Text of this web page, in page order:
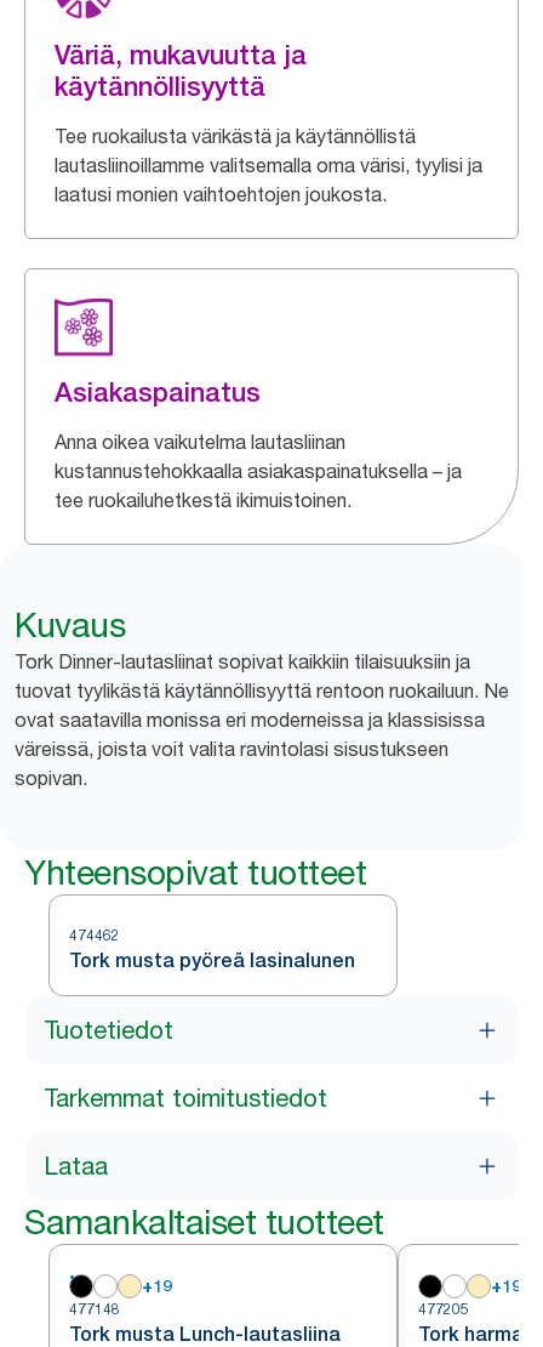
Väriä, mukavuutta ja
käytännöllisyyttä
Tee ruokailusta värikästä ja käytännöllistä
lautasliinoillamme valitsemalla oma värisi, tyylisi ja
laatusi monien vaihtoehtojen joukosta.
Asiakaspainatus
Anna oikea vaikutelma lautasliinan
kustannustehokkaalla asiakaspainatuksella – ja
tee ruokailuhetkestä ikimuistoinen.
Kuvaus
Tork Dinner-lautasliinat sopivat kaikkiin tilaisuuksiin ja
tuovat tyylikästä käytännöllisyyttä rentoon ruokailuun. Ne
ovat saatavilla monissa eri moderneissa ja klassisissa
väreissä, joista voit valita ravintolasi sisustukseen
sopivan.
Yhteensopivat tuotteet
474462
Tork musta pyöreä lasinalunen
Tuotetiedot
Tarkemmat toimitustiedot
Lataa
Samankaltaiset tuotteet
+19
477148
Tork musta Lunch-lautasliina
+19
477205
Tork